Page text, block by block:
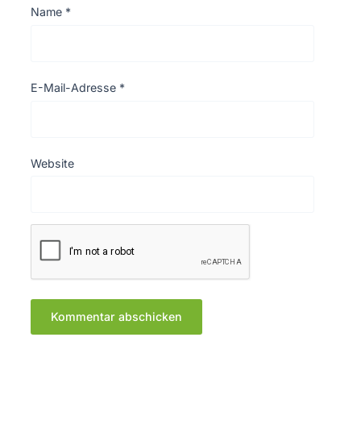
Name *
E-Mail-Adresse *
Website